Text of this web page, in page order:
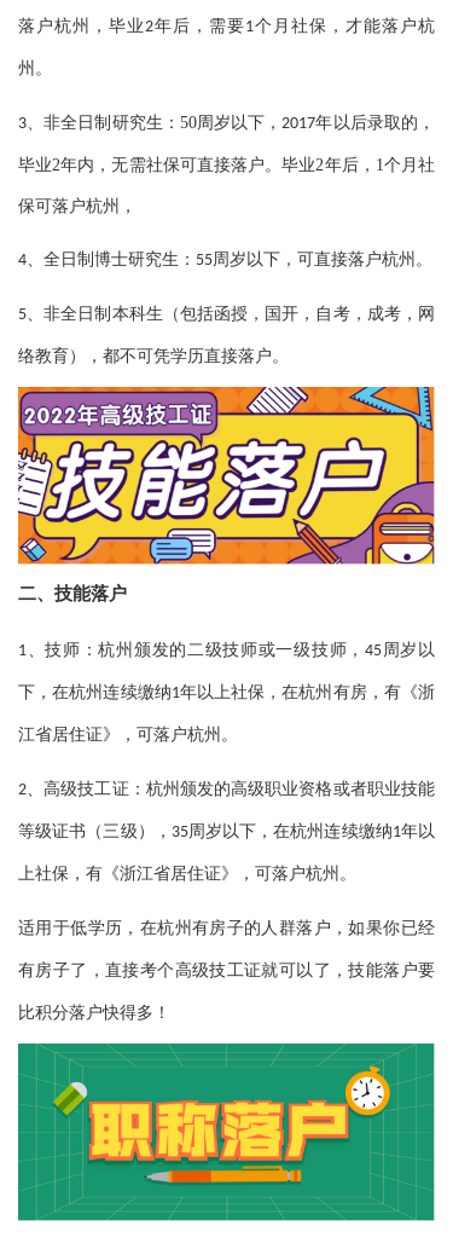
落户杭州，毕业2年 后 ，需要1个月社保，才能落户杭
州。
3、非全日制研究生： 50周岁以下， 2017年以后录取的 ，
毕业2年内，无需社保可直接落户。毕业2年后，1个月社
保可落户杭州，
4、全日制博士研究生：55周岁以下，可直接落户杭州。
5、非全日制本科生（包括函授，国开，自考，成考，网
络教育），都不可凭学历直接落户。
二、 技能落户
1、技师：杭州颁发的二级技师或一级技师，45周岁以
下，在杭州连续缴纳1年以上社保，在杭州有房，有《浙
江省居住证》 ，可落户杭州。
2、高级技工证：杭州颁发的高级职业资格或者职业技能
等级证书（三级），35周岁以下，在杭州连续缴纳1年以
上社保，有 《浙江省居住证》 ，可落户杭州。
适用于低学历，在杭州有房子的人群落户，如果你已经
有房子了，直接考个高级技工证就可以了，技能落户要
比积分落户快得多！